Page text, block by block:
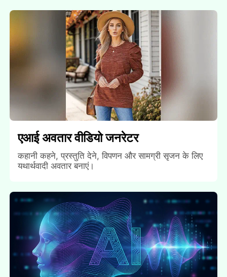
एआई अवतार वीडियो जनरेटर
कहानी कहने, प्रस्तुति देने, विपणन और सामग्री सृजन के लिए
यथार्थवादी अवतार बनाएं।